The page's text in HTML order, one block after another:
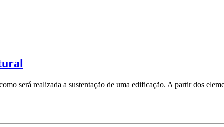
será realizada a sustentação de uma edificação. A partir dos